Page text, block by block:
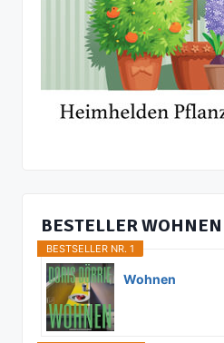
BESTELLER WOHNEN
BESTSELLER NR. 1
Wohnen